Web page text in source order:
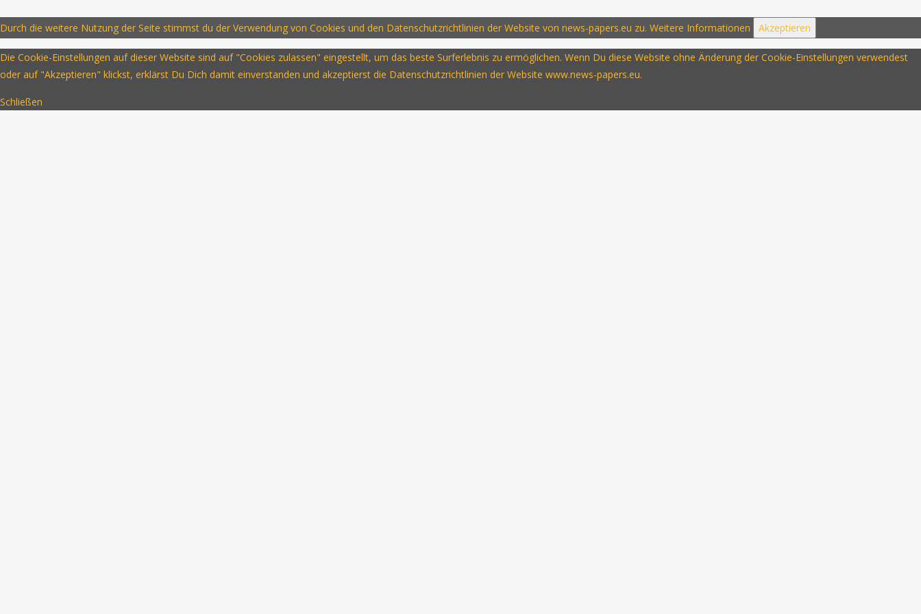
Durch die weitere Nutzung der Seite stimmst du der Verwendung von Cookies und den Datenschutzrichtlinien der Website von news-papers.eu zu. Weitere Informationen Akzeptieren
Die Cookie-Einstellungen auf dieser Website sind auf "Cookies zulassen" eingestellt, um das beste Surferlebnis zu ermöglichen. Wenn Du diese Website ohne Änderung der Cookie-Einstellungen verwendest
oder auf "Akzeptieren" klickst, erklärst Du Dich damit einverstanden und akzeptierst die Datenschutzrichtlinien der Website www.news-papers.eu.
Schließen